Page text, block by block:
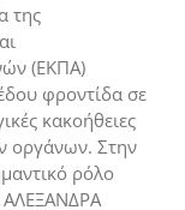
της
(ΕΚΠΑ)
φροντίδα σε
κακοήθειες
οργάνων. Στην
ρόλο
ΑΛΕΞΑΝΔΡΑ